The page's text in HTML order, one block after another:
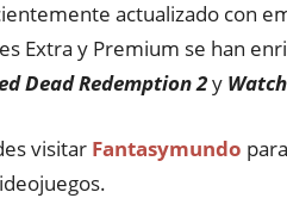
actualizado con
Extra y Premium se han
Dead Redemption 2y
visitar Fantasymundo